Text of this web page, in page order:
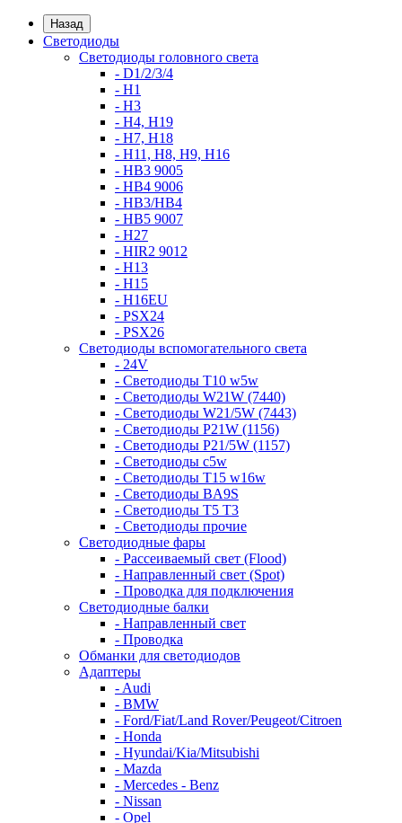
Назад
Светодиоды
Светодиоды головного света
- D1/2/3/4
- H1
- H3
- H4, H19
- H7, H18
- H11, H8, H9, H16
- HB3 9005
- HB4 9006
- HB3/HB4
- HB5 9007
- H27
- HIR2 9012
- H13
- H15
- H16EU
- PSX24
- PSX26
Светодиоды вспомогательного света
- 24V
- Светодиоды T10 w5w
- Светодиоды W21W (7440)
- Светодиоды W21/5W (7443)
- Светодиоды P21W (1156)
- Светодиоды P21/5W (1157)
- Светодиоды c5w
- Светодиоды T15 w16w
- Светодиоды BA9S
- Светодиоды T5 T3
- Светодиоды прочие
Светодиодные фары
- Рассеиваемый свет (Flood)
- Направленный свет (Spot)
- Проводка для подключения
Светодиодные балки
- Направленный свет
- Проводка
Обманки для светодиодов
Адаптеры
- Audi
- BMW
- Ford/Fiat/Land Rover/Peugeot/Citroen
- Honda
- Hyundai/Kia/Mitsubishi
- Mazda
- Mercedes - Benz
- Nissan
- Opel